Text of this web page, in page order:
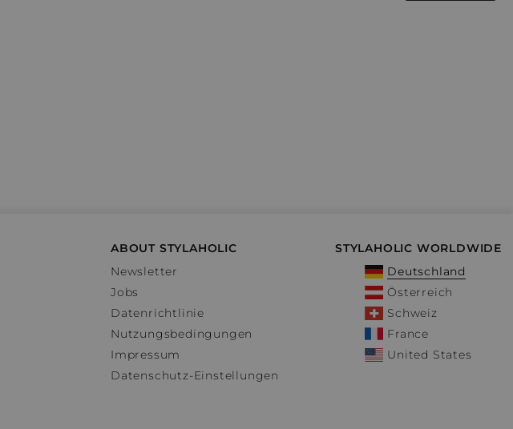
ABOUT STYLAHOLIC
Newsletter
Jobs
Datenrichtlinie
Nutzungsbedingungen
Impressum
Datenschutz-Einstellungen
STYLAHOLIC WORLDWIDE
Deutschland
Österreich
Schweiz
France
United States